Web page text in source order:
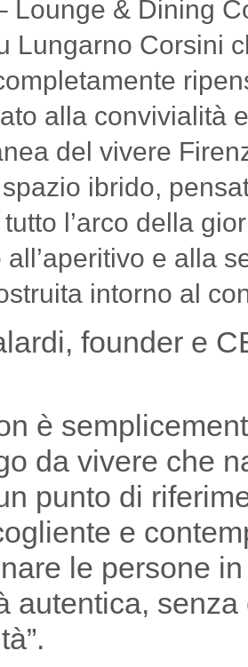
Lounge & Dining
Lungarno Corsini
alla convivialità
del vivere
ibrido,
l’arco della
e alla
intorno al
founder e
è
da vivere che
punto di
e
le persone
autentica,